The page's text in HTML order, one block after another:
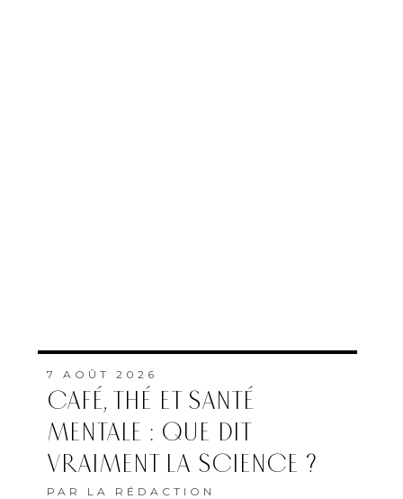
7 AOÛT 2026
CAFÉ, THÉ ET SANTÉ
MENTALE : QUE DIT
VRAIMENT LA SCIENCE ?
PAR LA RÉDACTION